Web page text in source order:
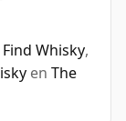
Whisky,
en The